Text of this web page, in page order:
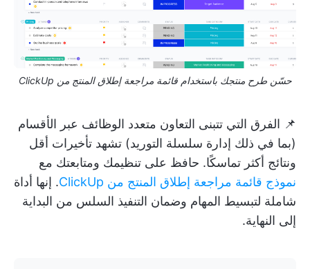
حسّن طرح منتجك باستخدام قائمة مراجعة إطلاق المنتج من ClickUp
📌 الفرق التي تتبنى التعاون متعدد الوظائف عبر الأقسام
(بما في ذلك إدارة سلسلة التوريد) تشهد تأخيرات أقل
ونتائج أكثر تماسكًا. حافظ على تنظيمك ومتابعتك مع
نموذج قائمة مراجعة إطلاق المنتج من ClickUp
. إنها أداة
شاملة لتبسيط المهام وضمان التنفيذ السلس من البداية
إلى النهاية.